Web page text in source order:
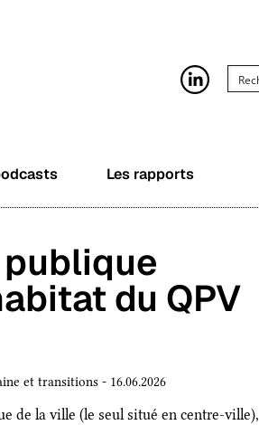
Les rapports
du QPV
et transitions - 16.06.2026
de la ville (le seul situé en centre-ville),